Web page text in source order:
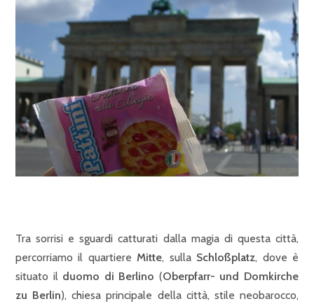
Tra sorrisi e sguardi catturati dalla magia di questa città,
percorriamo il quartiere Mitte, sulla Schloßplatz, dove è
situato il duomo di Berlino (Oberpfarr- und Domkirche
zu Berlin), chiesa principale della città, stile neobarocco,